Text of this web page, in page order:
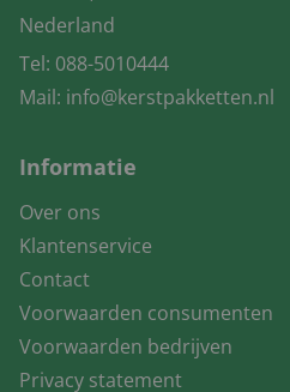
Nederland
Tel: 088-5010444
Mail: info@kerstpakketten.nl
Informatie
Over ons
Klantenservice
Contact
Voorwaarden consumenten
Voorwaarden bedrijven
Privacy statement